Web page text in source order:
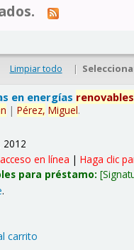
Limpiar todo |
en energías renovables
|Pérez, Miguel.
2012
en línea |Haga clic
para préstamo:
.
carrito